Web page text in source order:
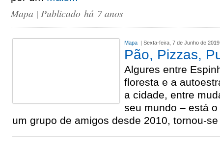
Mapa | Publicado há 7 anos
Mapa | Sexta-feira, 7 de Junho de 2019
Pão, Pizzas,
Algures entre
floresta e a
a cidade, entre
seu mundo – está
um grupo de amigos desde 2010, tornou-